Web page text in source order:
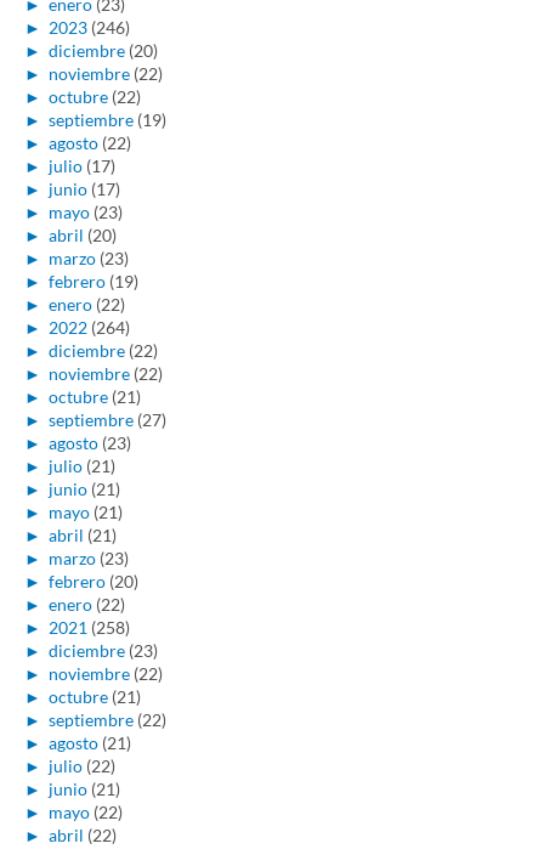
► 2023 (246)
► diciembre (20)
► noviembre (22)
► octubre (22)
► septiembre (19)
► agosto (22)
► julio (17)
► junio (17)
► mayo (23)
► abril (20)
► marzo (23)
► febrero (19)
► enero (22)
► 2022 (264)
► diciembre (22)
► noviembre (22)
► octubre (21)
► septiembre (27)
► agosto (23)
► julio (21)
► junio (21)
► mayo (21)
► abril (21)
► marzo (23)
► febrero (20)
► enero (22)
► 2021 (258)
► diciembre (23)
► noviembre (22)
► octubre (21)
► septiembre (22)
► agosto (21)
► julio (22)
► junio (21)
► mayo (22)
► abril (22)